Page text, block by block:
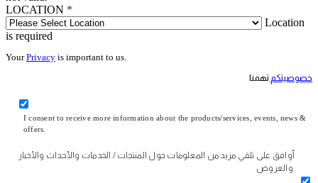
LOCATION *
Location
is required
YourPrivacy is important to us.
خصوصيتكم تهمنا
I consent to receive more information about the products/services, events, news &
offers.
أوافق على تلقي مزيد من المعلومات حول المنتجات / الخدمات والأحداث والأخبار
والعروض.